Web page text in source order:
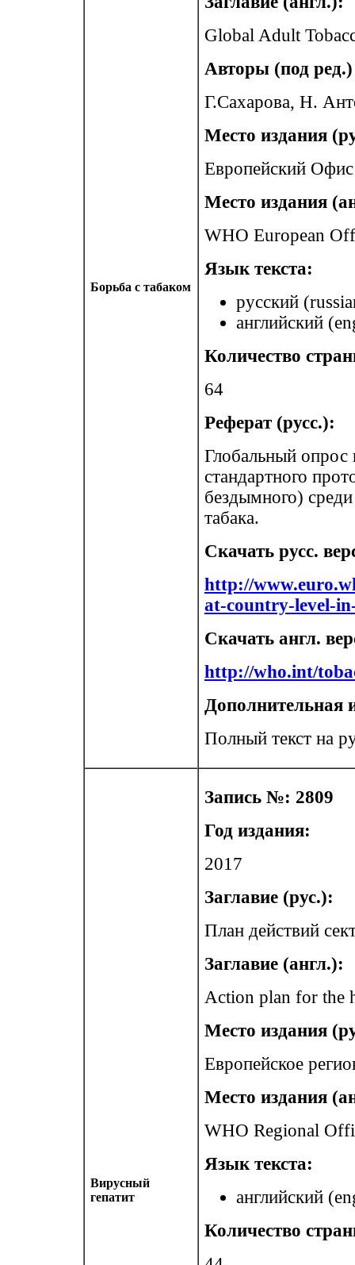
Борьба с табаком
Global Adult
Авторы (под
Г.Сахарова, Н.
Место издания
Европейский
Место издания
WHO European
Язык текста:
русский
английский
Количество
64
Реферат (русс.):
Глобальный опрос
стандартного
бездымного)
табака.
Скачать русс.
http://
at-country-level-
Скачать англ.
http://who.int/
Дополнительная
Полный текст на
Вирусный
гепатит
Запись №: 2809
Год издания:
2017
Заглавие (рус.):
План действий
Заглавие (англ.):
Action plan for the
Место издания
Европейское
Место издания
WHO Regional
Язык текста:
английский
Количество